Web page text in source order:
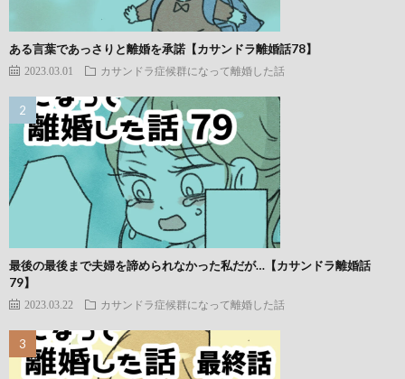
ある言葉であっさりと離婚を承諾【カサンドラ離婚話78】
2023.03.01 カサンドラ症候群になって離婚した話
最後の最後まで夫婦を諦められなかった私だが…【カサンドラ離婚話
79】
2023.03.22 カサンドラ症候群になって離婚した話